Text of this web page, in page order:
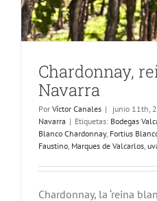
Chardonnay,
Navarra
Por Víctor Canales | junio 11th,
Navarra | Etiquetas: Bodegas
Blanco Chardonnay, Fortius
Faustino, Marques de Valcarlos,
Chardonnay, la ‘reina